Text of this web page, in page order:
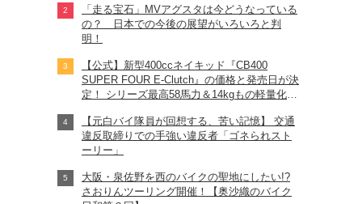
「走る宝石」MVアグスタは今どうなっている
の？ 日本での今後の展望がいろいろと判
明！
【公式】新型400ccネイキッド『CB400
SUPER FOUR E-Clutch』の価格と発売日が決
定！ シリーズ最高58馬力＆14kgもの軽量化!?
【Honda2026新車ニュース】
【元白バイ隊員が回想する、苦い記憶】 交通
違反取締りでの手強い違反者「ゴネられスト
ーリー」
大阪・泉佐野を西のバイクの聖地にしたい!?
さおりんツーリング開催！【奥沙織のバイク